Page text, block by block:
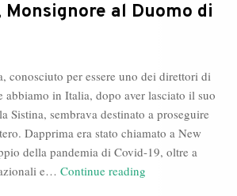
Monsignore al Duomo di
conosciuto per essere uno dei direttori di
in Italia, dopo aver lasciato il suo
Sistina, sembrava destinato a proseguire
Dapprima era stato chiamato a New
della pandemia di Covid-19, oltre a
e… Continue reading